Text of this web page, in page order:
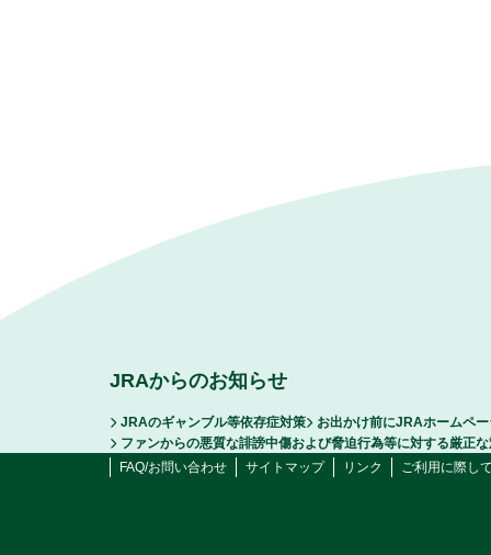
JRAからのお知らせ
JRAのギャンブル等依存症対策
お出かけ前にJRAホームペ
ファンからの悪質な誹謗中傷および脅迫行為等に対する厳正
FAQ/お問い合わせ
サイトマップ リンク ご利用に際し